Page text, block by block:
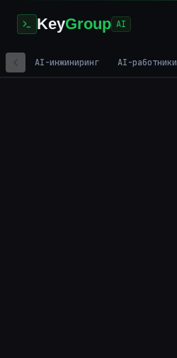
KeyGroup AI
AI-инжиниринг AI-работники